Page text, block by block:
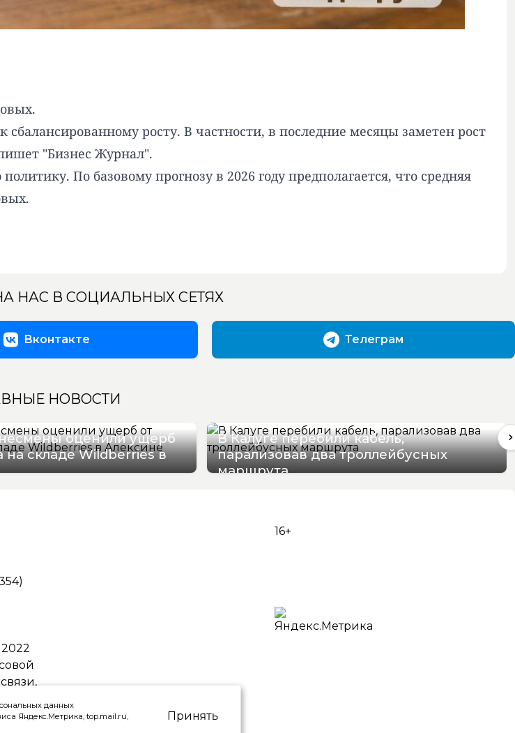
росту. В частности, в последние месяцы заметен рост
"Бизнес Журнал".
По базовому прогнозу в 2026 году предполагается, что средняя
НАС В СОЦИАЛЬНЫХ СЕТЯХ
Вконтакте Телеграм
НОВОСТИ
оценили ущерб
на складе Wildberries в
В Калуге перебили кабель,
парализовав два троллейбусных
маршрута
16+
данных
Яндекс.Метрика, top.mail.ru,
Принять